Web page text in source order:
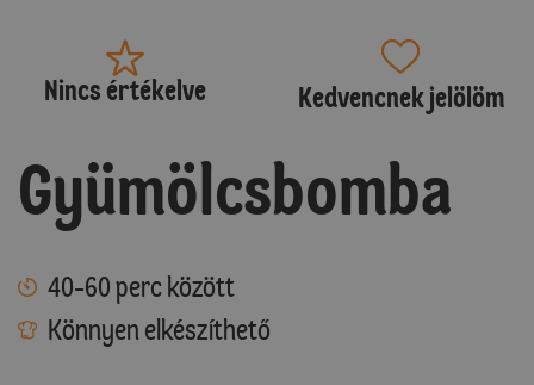
Nincs értékelve Kedvencnek jelölöm
Gyümölcsbomba
40-60 perc között
Könnyen elkészíthető